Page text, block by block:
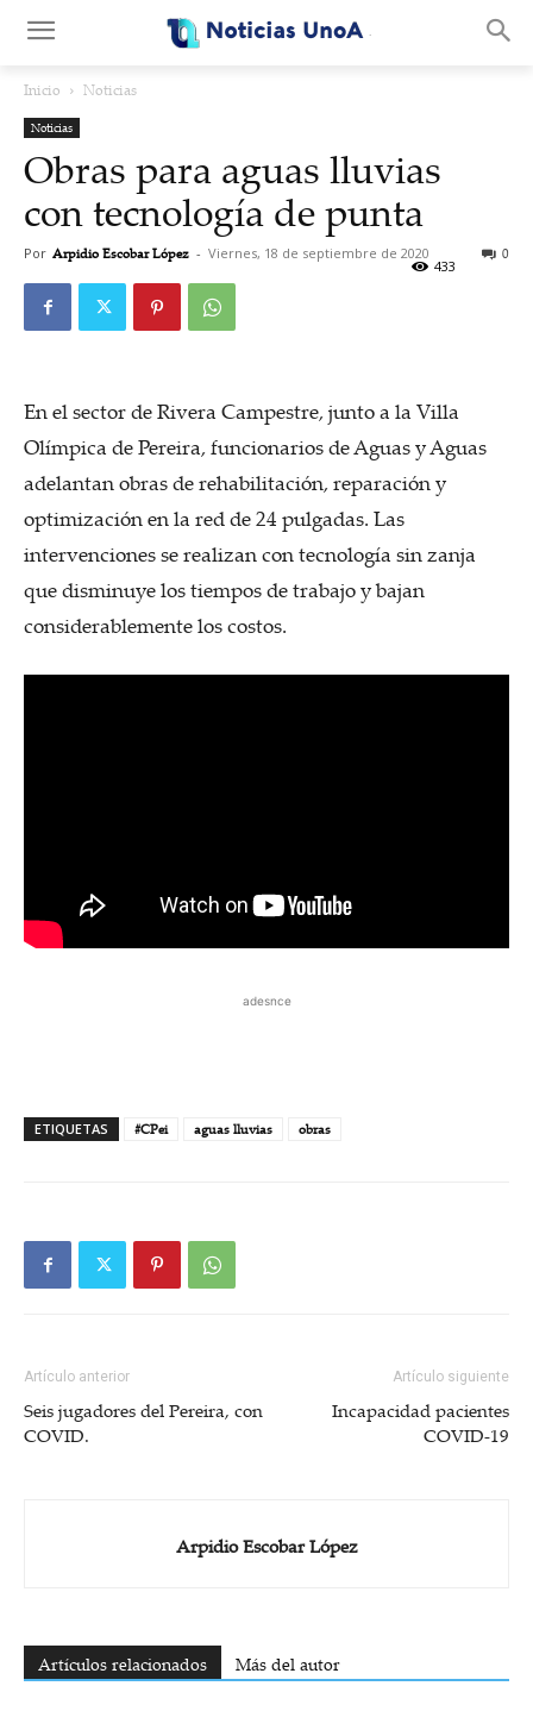
Inicio Noticias
Noticias
Obras para aguas lluvias
con tecnología de punta
Por Arpidio Escobar López - Viernes, 18 de septiembre de 2020 0
433
En el sector de Rivera Campestre, junto a la Villa
Olímpica de Pereira, funcionarios de Aguas y Aguas
adelantan obras de rehabilitación, reparación y
optimización en la red de 24 pulgadas. Las
intervenciones se realizan con tecnología sin zanja
que disminuye los tiempos de trabajo y bajan
considerablemente los costos.
adesnce
ETIQUETAS #CPei aguas lluvias obras
Artículo anterior
Seis jugadores del Pereira, con
COVID.
Artículo siguiente
Incapacidad pacientes
COVID-19
Arpidio Escobar López
Artículos relacionados Más del autor